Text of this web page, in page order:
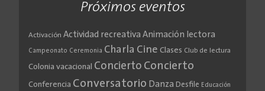
Próximos eventos
Activación Actividad recreativa Animación lectora
Campeonato Ceremonia Charla Cine Clases Club de lectura
Colonia vacacional Concierto Concierto
Conferencia Conversatorio Danza Desfile Educación